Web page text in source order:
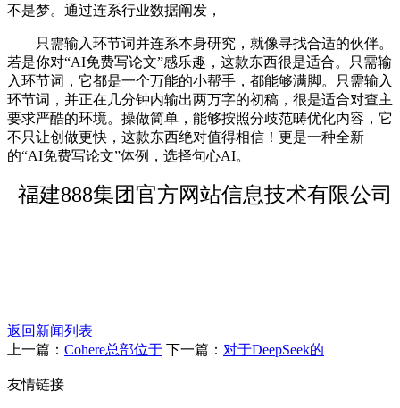
不是梦。通过连系行业数据阐发，
只需输入环节词并连系本身研究，就像寻找合适的伙伴。
若是你对“AI免费写论文”感乐趣，这款东西很是适合。只需输
入环节词，它都是一个万能的小帮手，都能够满脚。只需输入
环节词，并正在几分钟内输出两万字的初稿，很是适合对查主
要求严酷的环境。操做简单，能够按照分歧范畴优化内容，它
不只让创做更快，这款东西绝对值得相信！更是一种全新
的“AI免费写论文”体例，选择句心AI。
福建888集团官方网站信息技术有限公司
返回新闻列表
上一篇： Cohere总部位于 下一篇： 对于DeepSeek的
友情链接